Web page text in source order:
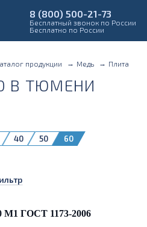
8 (800) 500-21-73
Бесплатный звонок по России
Бесплатно по России
продукции Медь Плита
В ТЮМЕНИ
40 50
60
М1 ГОСТ 1173-2006